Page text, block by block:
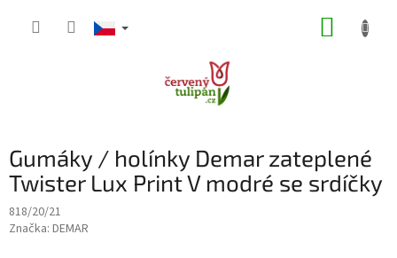
Gumáky / holínky Demar zateplené
Twister Lux Print V modré se srdíčky
818/20/21
Značka: DEMAR